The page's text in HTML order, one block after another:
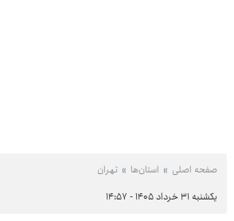
صفحه اصلی استان‌ها تهران
یکشنبه ۳۱ خرداد ۱۴۰۵ - ۱۴:۵۷